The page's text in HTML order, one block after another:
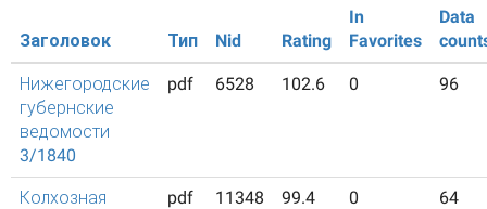
Заголовок Тип Nid Rating
In
Favorites
Data
Нижегородские
губернские
ведомости
3/1840
pdf 6528 102.6 0 96
Колхозная
pdf 11348 99.4 0 64